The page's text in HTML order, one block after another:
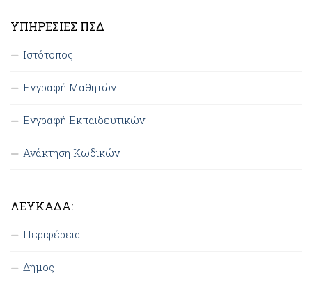
ΥΠΗΡΕΣΊΕΣ ΠΣΔ
Ιστότοπος
Εγγραφή Μαθητών
Εγγραφή Εκπαιδευτικών
Ανάκτηση Κωδικών
ΛΕΥΚΆΔΑ:
Περιφέρεια
Δήμος